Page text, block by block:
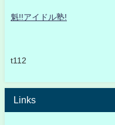
魁!!アイドル塾!
t112
Links